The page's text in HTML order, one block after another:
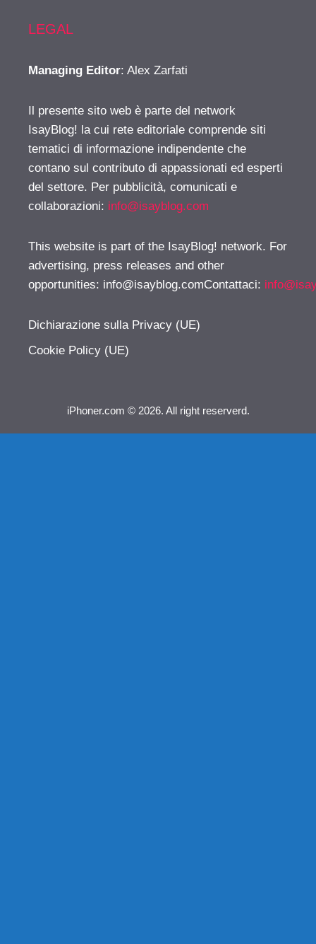
LEGAL
Managing Editor: Alex Zarfati
Il presente sito web è parte del network
IsayBlog! la cui rete editoriale comprende siti
tematici di informazione indipendente che
contano sul contributo di appassionati ed esperti
del settore. Per pubblicità, comunicati e
collaborazioni: info@isayblog.com
This website is part of the IsayBlog! network. For
advertising, press releases and other
opportunities: info@isayblog.comContattaci:
Dichiarazione sulla Privacy (UE)
Cookie Policy (UE)
iPhoner.com © 2026. All right reserverd.